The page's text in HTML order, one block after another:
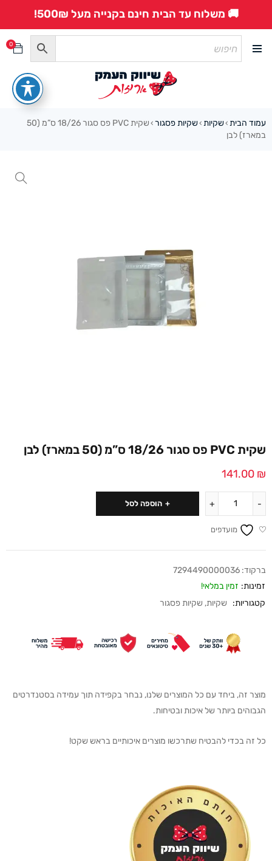
🚚 משלוח עד הבית חינם בקנייה מעל 500₪!
0
עמוד הבית ›שקיות ›שקיות פסגור ›
שקית PVC פס סגור 18/26 ס”מ (50
במארז) לבן
שקית PVC פס סגור 18/26 ס”מ (50 במארז) לבן
141.00 ₪
הוספה לסל
מועדפים
ברקוד: 7294490000036
זמינות: זמין במלאי!
קטגוריות:
שקיות, שקיות פסגור
מוצר זה, ביחד עם כל המוצרים שלנו, נבחר בקפידה תוך עמידה בסטנדרטים
הגבוהים ביותר של איכות ובטיחות.
כל זה בכדי להבטיח שתרכשו מוצרים איכותיים בראש שקט!